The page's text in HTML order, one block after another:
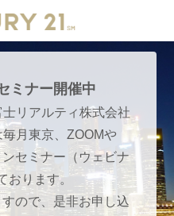
ミナー開催中
リアルティ株式会社
毎月東京、ZOOMや
セミナー（ウェビナ
おります。
ので、是非お申し込